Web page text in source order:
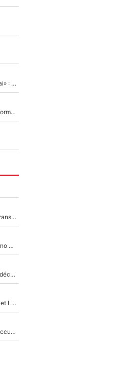
Mercato - OM - «Dès que je prends un club, je t’appellerai» : La promesse de Marcelino au moment de claquer la porte
Victime de racisme contre Murray, Kyrgios pousse un énorme coup de gueule !
Yan Diomandé au Real Madrid : La photo qui met fin au transfert de l’été !
Du PSG à la tête de la FIFA pour remplacer Gianni Infantino ? «Il serait un mauvais président», le patron de la Liga s'attaque à Nasser Al-Khelaïfi !
Bradley Barcola : Luis Enrique prêt à l’écarter au PSG, la décision qui va accélérer son transfert à Liverpool ?
La Liga sur beIN SPORTS, c’est terminé : Kylian Mbappé et Lamine Yamal changent de chaîne, «le moment était venu d'ouvrir un nouveau chapitre»
Avant l’annonce de sa première liste, Zidane a décidé d’accueillir une nouvelle tête en équipe de France